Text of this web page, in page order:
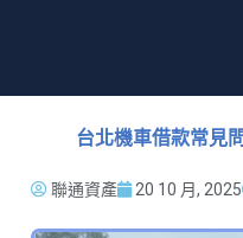
台北機車借款常見
聯通資產 20 10 月, 2025